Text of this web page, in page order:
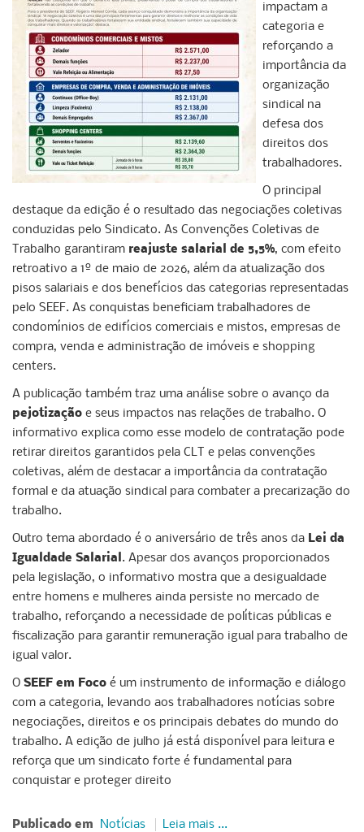
impactam a
categoria e
reforçando a
importância da
organização
sindical na
defesa dos
direitos dos
trabalhadores.
O principal
destaque da edição é o resultado das negociações coletivas
conduzidas pelo Sindicato. As Convenções Coletivas de
Trabalho garantiram reajuste salarial de 5,5%, com efeito
retroativo a 1º de maio de 2026, além da atualização dos
pisos salariais e dos benefícios das categorias representadas
pelo SEEF. As conquistas beneficiam trabalhadores de
condomínios de edifícios comerciais e mistos, empresas de
compra, venda e administração de imóveis e shopping
centers.
A publicação também traz uma análise sobre o avanço da
pejotização e seus impactos nas relações de trabalho. O
informativo explica como esse modelo de contratação pode
retirar direitos garantidos pela CLT e pelas convenções
coletivas, além de destacar a importância da contratação
formal e da atuação sindical para combater a precarização do
trabalho.
Outro tema abordado é o aniversário de três anos da Lei da
Igualdade Salarial . Apesar dos avanços proporcionados
pela legislação, o informativo mostra que a desigualdade
entre homens e mulheres ainda persiste no mercado de
trabalho, reforçando a necessidade de políticas públicas e
fiscalização para garantir remuneração igual para trabalho de
igual valor.
O SEEF em Foco é um instrumento de informação e diálogo
com a categoria, levando aos trabalhadores notícias sobre
negociações, direitos e os principais debates do mundo do
trabalho. A edição de julho já está disponível para leitura e
reforça que um sindicato forte é fundamental para
conquistar e proteger direito
Publicado em Notícias Leia mais ...